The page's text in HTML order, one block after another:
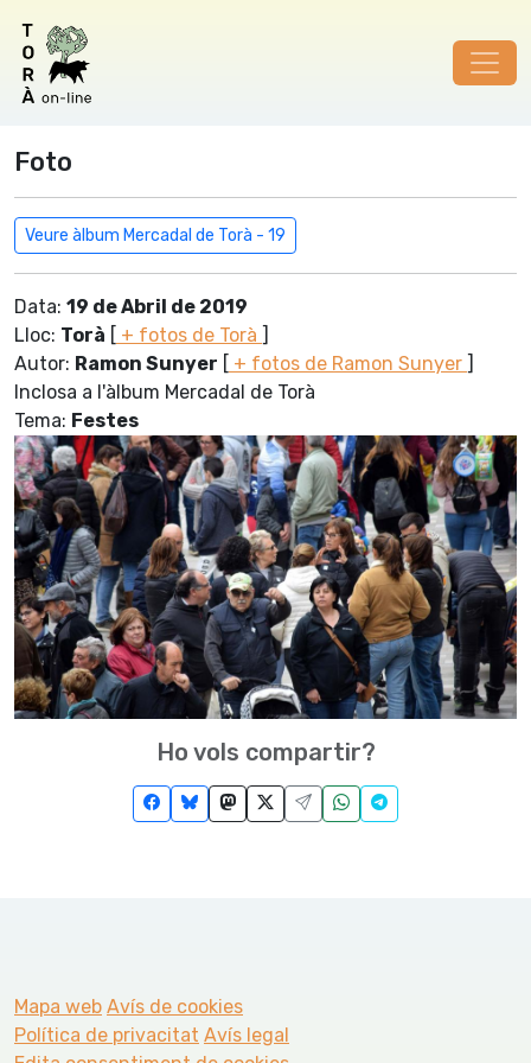
Foto
Veure àlbum Mercadal de Torà - 19
Data: 19 de Abril de 2019
Lloc: Torà [ + fotos de Torà ]
Autor: Ramon Sunyer [ + fotos de Ramon Sunyer ]
Inclosa a l'àlbum Mercadal de Torà
Tema: Festes
Ho vols compartir?
Mapa web Avís de cookies
Política de privacitat Avís legal